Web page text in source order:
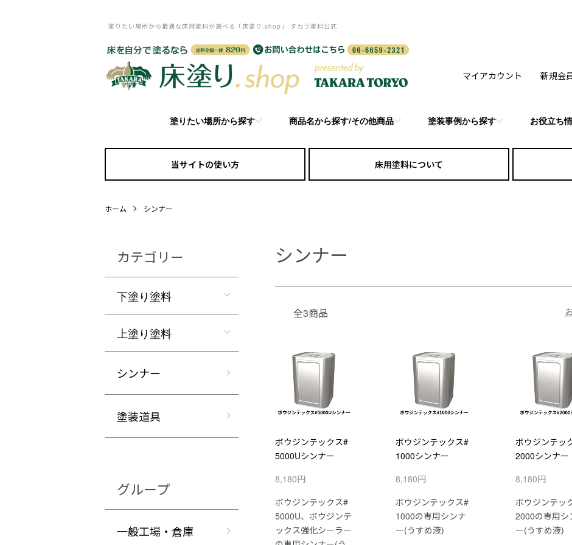
塗りたい場所から最適な床用塗料が選べる「床塗り.shop」 タカラ塗料公式
塗りたい場所から探す 商品名から探す/その他商品 塗装事例から探す お役立ち
マイアカウント 新規会
当サイトの使い方 床用塗料について
ホーム シンナー
シンナー
全3商品
ボウジンテックス#
5000Uシンナー
8,180円
ボウジンテックス#
5000U、ボウジンテ
ックス強化シーラー
ボウジンテックス#
1000シンナー
8,180円
ボウジンテックス#
1000の専用シンナ
ー(うすめ液)
ボウジンテッ
2000シンナー
8,180円
ボウジンテッ
2000の専用シ
ー(うすめ液)
カテゴリー
下塗り塗料
上塗り塗料
シンナー
塗装道具
グループ
一般工場・倉庫